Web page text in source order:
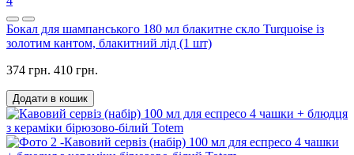
Бокал для шампанського 180 мл блакитне скло Turquoise із
золотим кантом, блакитний лід (1 шт)
374 грн. 410 грн.
Додати в кошик